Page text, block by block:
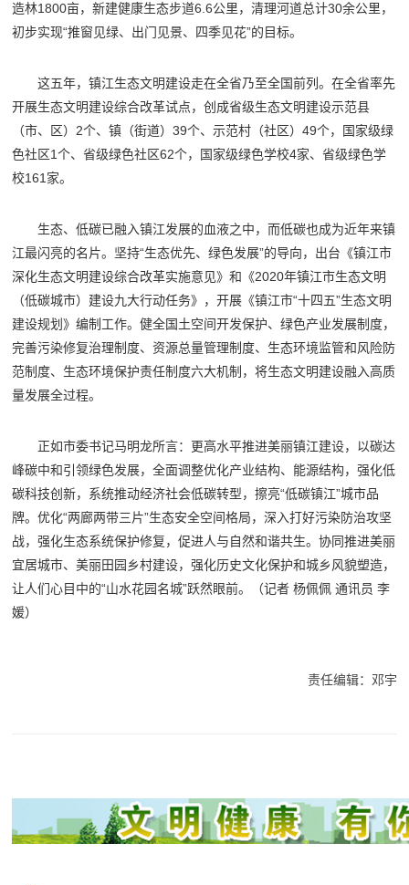
造林1800亩，新建健康生态步道6.6公里，清理河道总计30余公里，
初步实现“推窗见绿、出门见景、四季见花”的目标。
这五年，镇江生态文明建设走在全省乃至全国前列。在全省率先
开展生态文明建设综合改革试点，创成省级生态文明建设示范县
（市、区）2个、镇（街道）39个、示范村（社区）49个，国家级绿
色社区1个、省级绿色社区62个，国家级绿色学校4家、省级绿色学
校161家。
生态、低碳已融入镇江发展的血液之中，而低碳也成为近年来镇
江最闪亮的名片。坚持“生态优先、绿色发展”的导向，出台《镇江市
深化生态文明建设综合改革实施意见》和《2020年镇江市生态文明
（低碳城市）建设九大行动任务》，开展《镇江市“十四五”生态文明
建设规划》编制工作。健全国土空间开发保护、绿色产业发展制度，
完善污染修复治理制度、资源总量管理制度、生态环境监管和风险防
范制度、生态环境保护责任制度六大机制，将生态文明建设融入高质
量发展全过程。
正如市委书记马明龙所言：更高水平推进美丽镇江建设，以碳达
峰碳中和引领绿色发展，全面调整优化产业结构、能源结构，强化低
碳科技创新，系统推动经济社会低碳转型，擦亮“低碳镇江”城市品
牌。优化“两廊两带三片”生态安全空间格局，深入打好污染防治攻坚
战，强化生态系统保护修复，促进人与自然和谐共生。协同推进美丽
宜居城市、美丽田园乡村建设，强化历史文化保护和城乡风貌塑造，
让人们心目中的“山水花园名城”跃然眼前。（记者 杨佩佩 通讯员 李
媛）
责任编辑：邓宇